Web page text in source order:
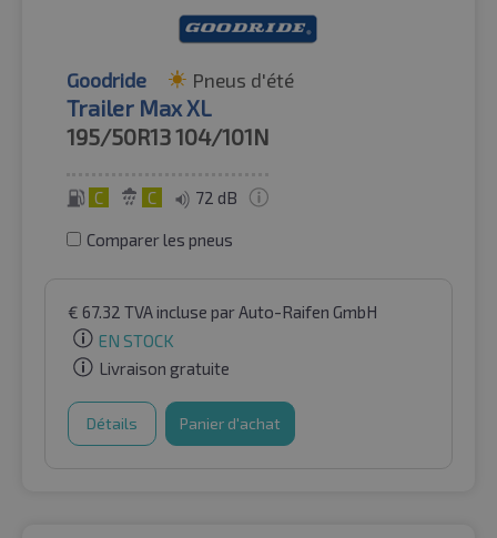
Goodride Pneus d'été
Trailer Max XL
195/50R13104/101N
C C 72 dB
Comparer les pneus
€ 67.32 TVA incluse par Auto-Raifen GmbH
EN STOCK
Livraison gratuite
Détails Panier d'achat